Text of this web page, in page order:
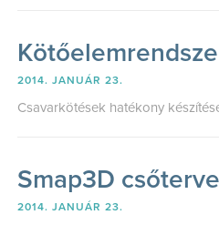
2014. JANUÁR 23.
Csavarkötések hatékony
Smap3D
2014. JANUÁR 23.